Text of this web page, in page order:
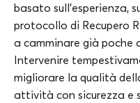
basato sull’esperienza,
protocollo di Recupero
a camminare già poche
Intervenire
migliorare la qualità
attività con sicurezza e